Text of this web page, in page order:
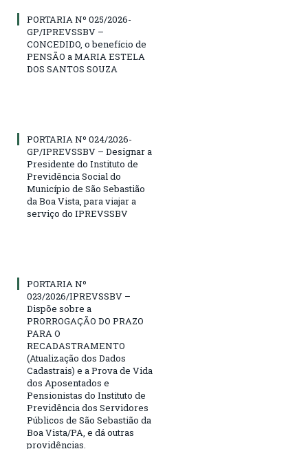
PORTARIA Nº 025/2026-
GP/IPREVSSBV –
CONCEDIDO, o benefício de
PENSÃO a MARIA ESTELA
DOS SANTOS SOUZA
PORTARIA Nº 024/2026-
GP/IPREVSSBV – Designar a
Presidente do Instituto de
Previdência Social do
Município de São Sebastião
da Boa Vista, para viajar a
serviço do IPREVSSBV
PORTARIA Nº
023/2026/IPREVSSBV –
Dispõe sobre a
PRORROGAÇÃO DO PRAZO
PARA O
RECADASTRAMENTO
(Atualização dos Dados
Cadastrais) e a Prova de Vida
dos Aposentados e
Pensionistas do Instituto de
Previdência dos Servidores
Públicos de São Sebastião da
Boa Vista/PA, e dá outras
providências.